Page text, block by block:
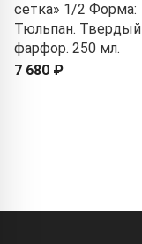
сетка» 1/2 Форма:
Тюльпан. Твердый
фарфор. 250 мл.
7 680 ₽